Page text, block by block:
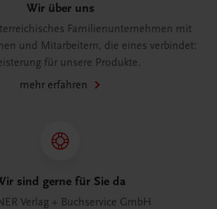
Wir über uns
Familienunternehmen mit
und Mitarbeitern, die eines verbindet:
für unsere Produkte.
mehr erfahren
sind gerne für Sie da
Verlag + Buchservice GmbH